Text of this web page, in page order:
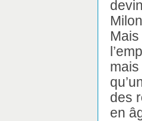
des
en